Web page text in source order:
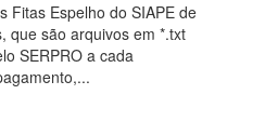
Fitas Espelho do SIAPE de
que são arquivos em *.txt
SERPRO a cada